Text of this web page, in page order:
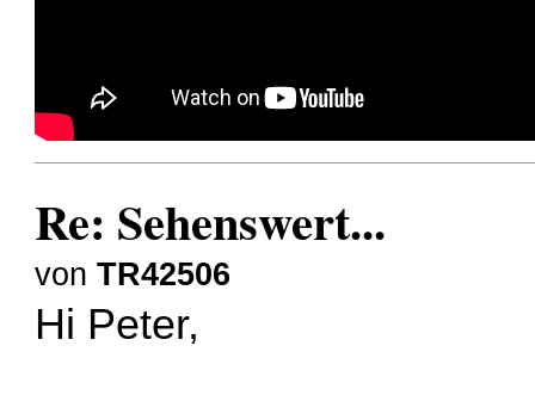
Re: Sehenswert...
vonTR42506
Hi Peter,